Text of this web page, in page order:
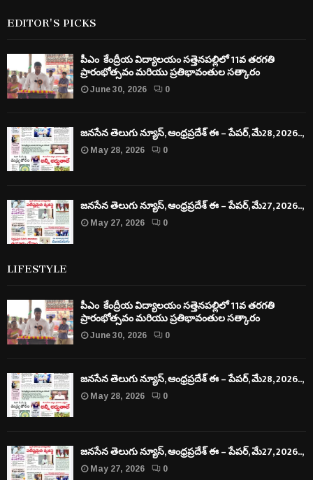
EDITOR'S PICKS
పీఎం కేంద్రీయ విద్యాలయం సత్తెనపల్లిలో 11వ తరగతి
ప్రారంభోత్సవం మరియు ప్రతిభావంతుల సత్కారం
June 30, 2026
0
జనసేన తెలుగు న్యూస్, ఆంధ్రప్రదేశ్ ఈ – పేపర్, మే28, 2026..,
May 28, 2026
0
జనసేన తెలుగు న్యూస్, ఆంధ్రప్రదేశ్ ఈ – పేపర్, మే27, 2026..,
May 27, 2026
0
LIFESTYLE
పీఎం కేంద్రీయ విద్యాలయం సత్తెనపల్లిలో 11వ తరగతి
ప్రారంభోత్సవం మరియు ప్రతిభావంతుల సత్కారం
June 30, 2026
0
జనసేన తెలుగు న్యూస్, ఆంధ్రప్రదేశ్ ఈ – పేపర్, మే28, 2026..,
May 28, 2026
0
జనసేన తెలుగు న్యూస్, ఆంధ్రప్రదేశ్ ఈ – పేపర్, మే27, 2026..,
May 27, 2026
0